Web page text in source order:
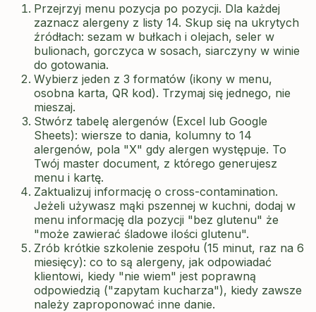
Przejrzyj menu pozycja po pozycji. Dla każdej
zaznacz alergeny z listy 14. Skup się na ukrytych
źródłach: sezam w bułkach i olejach, seler w
bulionach, gorczyca w sosach, siarczyny w winie
do gotowania.
Wybierz jeden z 3 formatów (ikony w menu,
osobna karta, QR kod). Trzymaj się jednego, nie
mieszaj.
Stwórz tabelę alergenów (Excel lub Google
Sheets): wiersze to dania, kolumny to 14
alergenów, pola "X" gdy alergen występuje. To
Twój master document, z którego generujesz
menu i kartę.
Zaktualizuj informację o cross-contamination.
Jeżeli używasz mąki pszennej w kuchni, dodaj w
menu informację dla pozycji "bez glutenu" że
"może zawierać śladowe ilości glutenu".
Zrób krótkie szkolenie zespołu (15 minut, raz na 6
miesięcy): co to są alergeny, jak odpowiadać
klientowi, kiedy "nie wiem" jest poprawną
odpowiedzią ("zapytam kucharza"), kiedy zawsze
należy zaproponować inne danie.